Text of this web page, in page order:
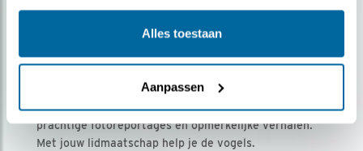
Alles toestaan
Aanpassen
Ontvang 5 x Vogels voor € 36,00 per jaar
Vogels is het tijdschrift voor onze leden, met
prachtige fotoreportages en opmerkelijke verhalen.
Met jouw lidmaatschap help je de vogels.